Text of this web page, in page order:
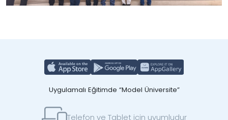
Uygulamalı Eğitimde “Model Üniversite”
Telefon ve Tablet için uyumludur